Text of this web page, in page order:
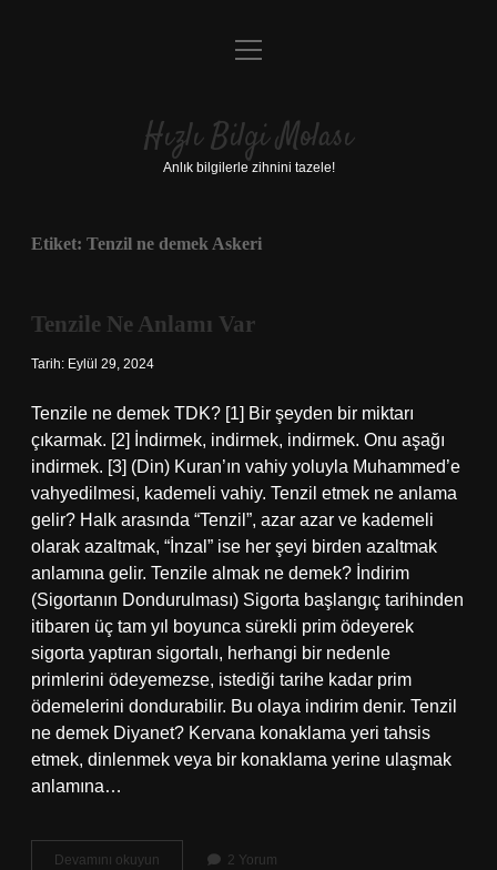
Anasayfa
Yasal Uyarı
menüyü
Hızlı Bilgi Molası
Anlık bilgilerle zihnini tazele!
Etiket: Tenzil ne demek Askeri
Tenzile Ne Anlamı Var
Tarih: Eylül 29, 2024
Tenzile ne demek TDK? [1] Bir şeyden bir miktarı
çıkarmak. [2] İndirmek, indirmek, indirmek. Onu aşağı
indirmek. [3] (Din) Kuran’ın vahiy yoluyla Muhammed’e
vahyedilmesi, kademeli vahiy. Tenzil etmek ne anlama
gelir? Halk arasında “Tenzil”, azar azar ve kademeli
olarak azaltmak, “İnzal” ise her şeyi birden azaltmak
anlamına gelir. Tenzile almak ne demek? İndirim
(Sigortanın Dondurulması) Sigorta başlangıç ​​tarihinden
itibaren üç tam yıl boyunca sürekli prim ödeyerek
sigorta yaptıran sigortalı, herhangi bir nedenle
primlerini ödeyemezse, istediği tarihe kadar prim
ödemelerini dondurabilir. Bu olaya indirim denir. Tenzil
ne demek Diyanet? Kervana konaklama yeri tahsis
etmek, dinlenmek veya bir konaklama yerine ulaşmak
anlamına…
Devamını okuyun 2 Yorum